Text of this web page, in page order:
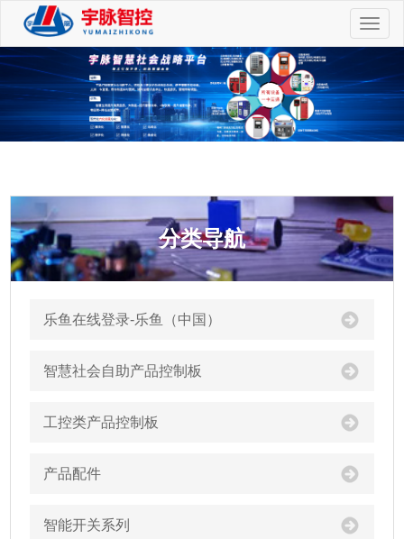
切
换
航
分类导航
乐鱼在线登录-乐鱼（中国）
智慧社会自助产品控制板
工控类产品控制板
产品配件
智能开关系列